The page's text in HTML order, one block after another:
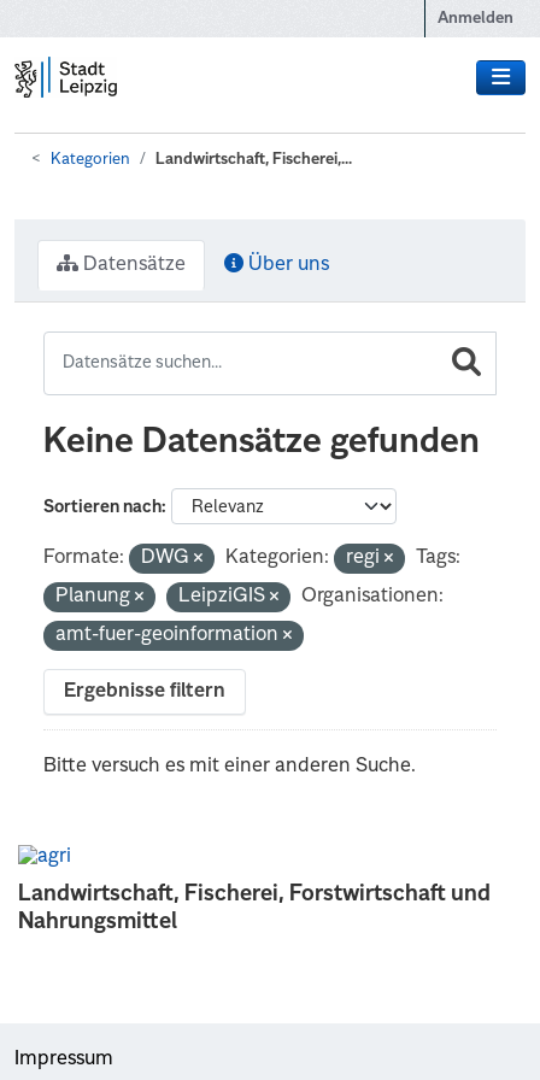
Anmelden
Kategorien Landwirtschaft, Fischerei,...
Landwirtschaft, Fischerei, Forstwirtschaft und
Nahrungsmittel
Datensätze Über uns
Keine Datensätze gefunden
Sortieren nach
Formate: DWG Kategorien: regi
Tags:
Planung
LeipziGIS
Organisationen:
amt-fuer-geoinformation
Ergebnisse filtern
Bitte versuch es mit einer anderen Suche.
Impressum